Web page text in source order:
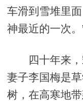
车滑到雪堆里
神最近的一次。
四十年来，
妻子李国梅是
树，在高寒地